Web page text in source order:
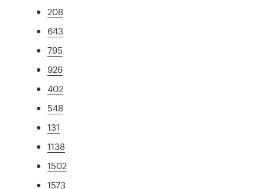
208
643
795
926
402
548
131
1138
1502
1573